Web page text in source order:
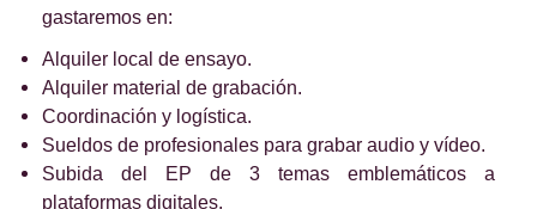
gastaremos en:
Alquiler local de ensayo.
Alquiler material de grabación.
Coordinación y logística.
Sueldos de profesionales para grabar audio y vídeo.
Subida del EP de 3 temas emblemáticos a
plataformas digitales.